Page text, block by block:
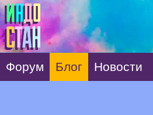
Форум Блог Новости